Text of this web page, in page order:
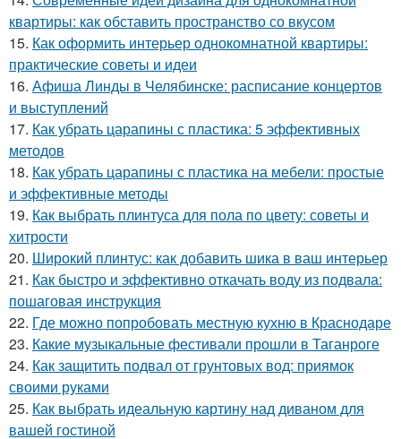
квартиры: как обставить пространство со вкусом
15. Как оформить интерьер однокомнатной квартиры:
практические советы и идеи
16. Афиша Линды в Челябинске: расписание концертов
и выступлений
17. Как убрать царапины с пластика: 5 эффективных
методов
18. Как убрать царапины с пластика на мебели: простые
и эффективные методы
19. Как выбрать плинтуса для пола по цвету: советы и
хитрости
20. Широкий плинтус: как добавить шика в ваш интерьер
21. Как быстро и эффективно откачать воду из подвала:
пошаговая инструкция
22. Где можно попробовать местную кухню в Краснодаре
23. Какие музыкальные фестивали прошли в Таганроге
24. Как защитить подвал от грунтовых вод: приямок
своими руками
25. Как выбрать идеальную картину над диваном для
вашей гостиной